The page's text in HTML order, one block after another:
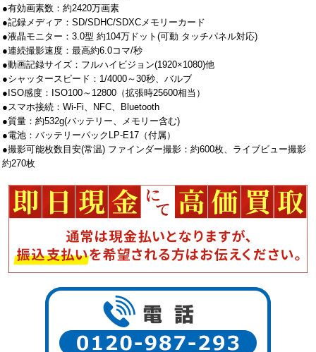
●有効画素数：約2420万画素
●記録メディア：SD/SDHC/SDXCメモリーカード
●液晶モニター：3.0型 約104万ドット(可動 タッチパネル対応)
●連続撮影速度：最高約6.0コマ/秒
●動画記録サイズ：フルハイビジョン(1920×1080)他
●シャッタースピード：1/4000～30秒、バルブ
●ISO感度：ISO100～12800（拡張時25600相当）
●スマホ接続：Wi-Fi、NFC、Bluetooth
●質量：約532g(バッテリー、メモリー含む)
●電池：バッテリーパックLP-E17（付属）
●撮影可能枚数目安(常温) ファインダー撮影：約600枚、ライブビュー撮影
約270枚